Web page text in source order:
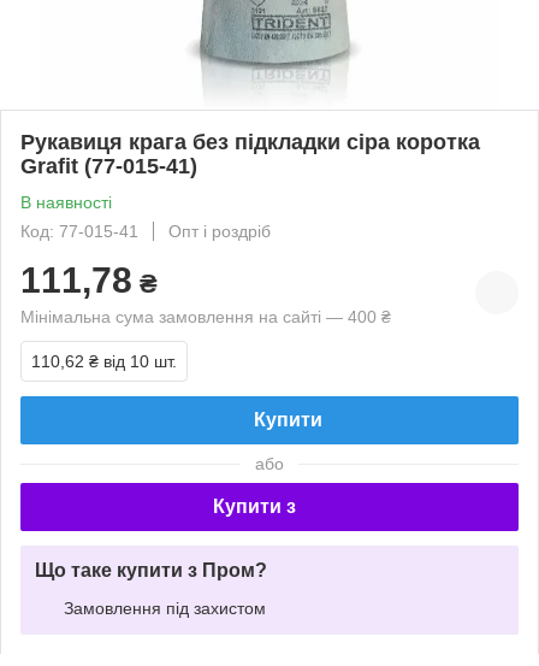
Рукавиця крага без підкладки сіра коротка
Grafit (77-015-41)
В наявності
Код: 77-015-41
Опт і роздріб
111,78 ₴
Мінімальна сума замовлення на сайті — 400 ₴
110,62 ₴ від 10 шт.
Купити
або
Купити з
Що таке купити з Пром?
Замовлення під захистом